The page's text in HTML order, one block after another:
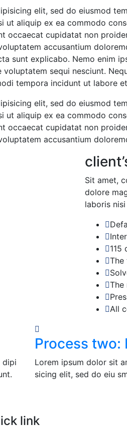
elit, sed do eiusmod
ut aliquip ex ea commodo
occaecat cupidatat non
accusantium
sunt explicabo. Nemo enim
sequi nesciunt.
tempora incidunt ut labore
elit, sed do eiusmod
ut aliquip ex ea commodo
occaecat cupidatat non
accusantium
Sit amet,
dolore
laboris
115
The
The
All
dipi
Process two:
Lorem ipsum dolor sit
sicing elit, sed do eiu
link